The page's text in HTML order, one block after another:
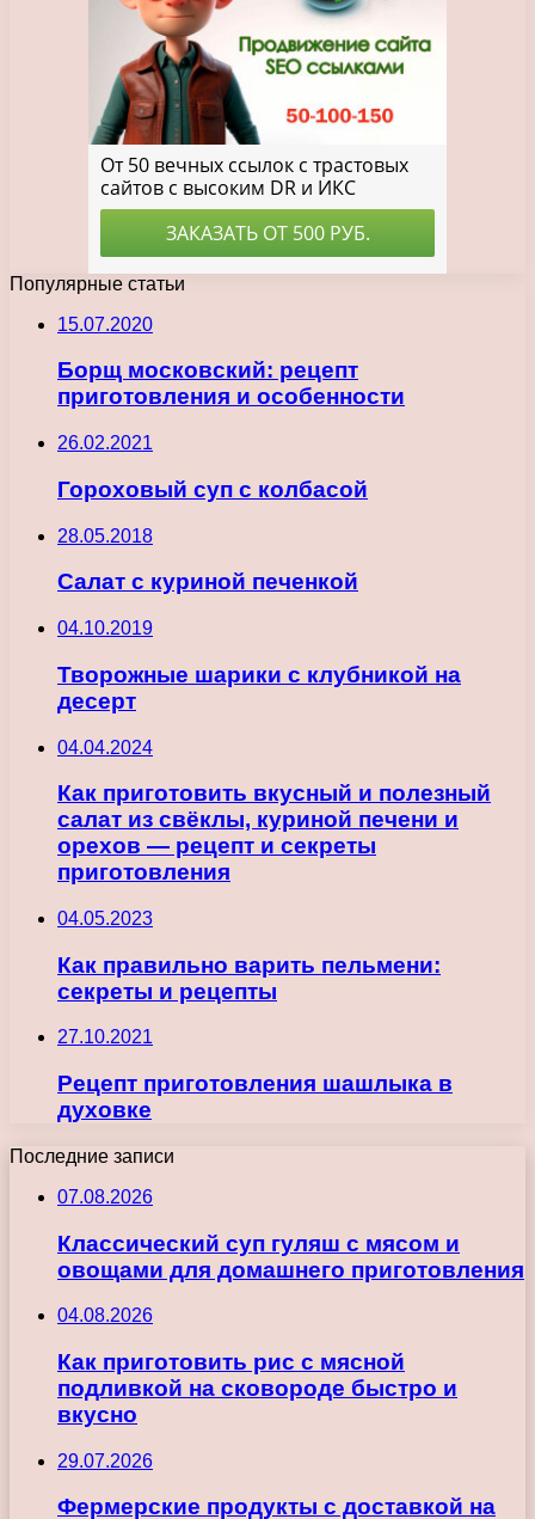
Популярные статьи
15.07.2020
Борщ московский: рецепт
приготовления и особенности
26.02.2021
Гороховый суп с колбасой
28.05.2018
Салат с куриной печенкой
04.10.2019
Творожные шарики с клубникой на
десерт
04.04.2024
Как приготовить вкусный и полезный
салат из свёклы, куриной печени и
орехов — рецепт и секреты
приготовления
04.05.2023
Как правильно варить пельмени:
секреты и рецепты
27.10.2021
Рецепт приготовления шашлыка в
духовке
Последние записи
07.08.2026
Классический суп гуляш с мясом и
овощами для домашнего приготовления
04.08.2026
Как приготовить рис с мясной
подливкой на сковороде быстро и
вкусно
29.07.2026
Фермерские продукты с доставкой на